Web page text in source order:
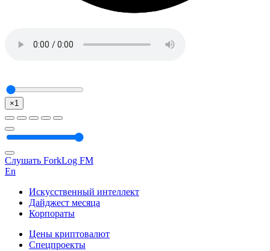
×1
Слушать ForkLog FM
En
Искусственный интеллект
Дайджест месяца
Корпораты
Цены криптовалют
Спецпроекты